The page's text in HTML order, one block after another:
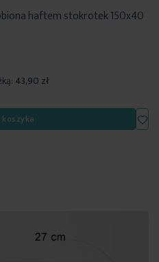
haftem stokrotek 150x40
43,90 zł